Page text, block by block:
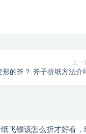
上一
形的斧？ 斧子折纸方法介
飞镖该怎么折才好看，